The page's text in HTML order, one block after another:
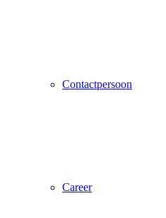
Contactpersoon
Career